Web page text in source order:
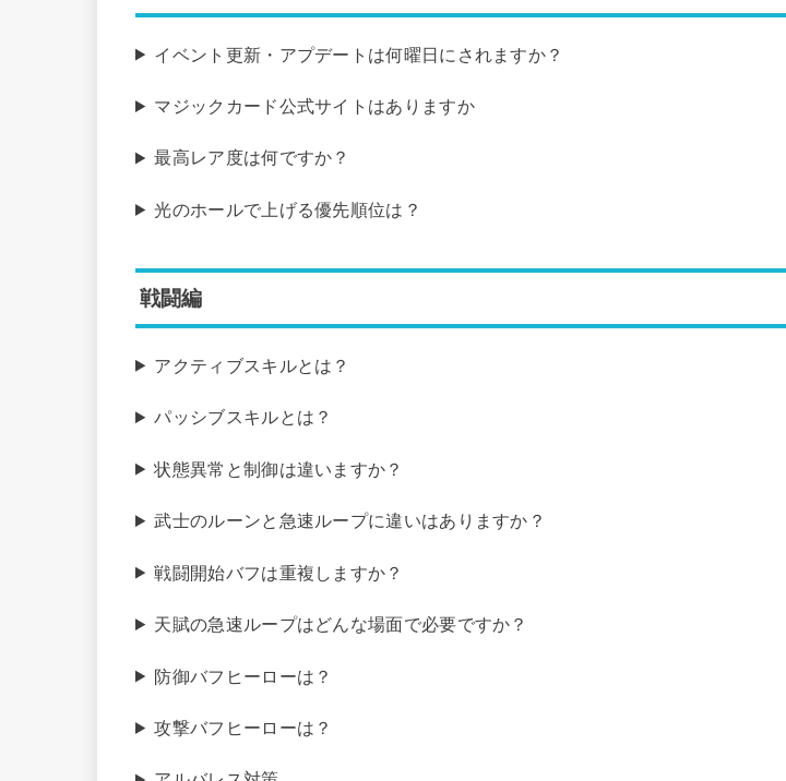
イベント更新・アプデートは何曜日にされますか？
マジックカード公式サイトはありますか
最高レア度は何ですか？
光のホールで上げる優先順位は？
戦闘編
アクティブスキルとは？
パッシブスキルとは？
状態異常と制御は違いますか？
武士のルーンと急速ループに違いはありますか？
戦闘開始バフは重複しますか？
天賦の急速ループはどんな場面で必要ですか？
防御バフヒーローは？
攻撃バフヒーローは？